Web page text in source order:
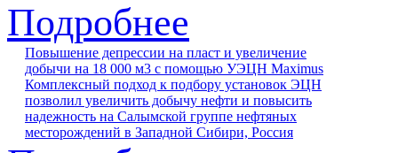
Подробнее
Повышение депрессии на пласт и увеличение
добычи на 18 000 м3 с помощью УЭЦН Maximus
Комплексный подход к подбору установок ЭЦН
позволил увеличить добычу нефти и повысить
надежность на Салымской группе нефтяных
месторождений в Западной Сибири, Россия